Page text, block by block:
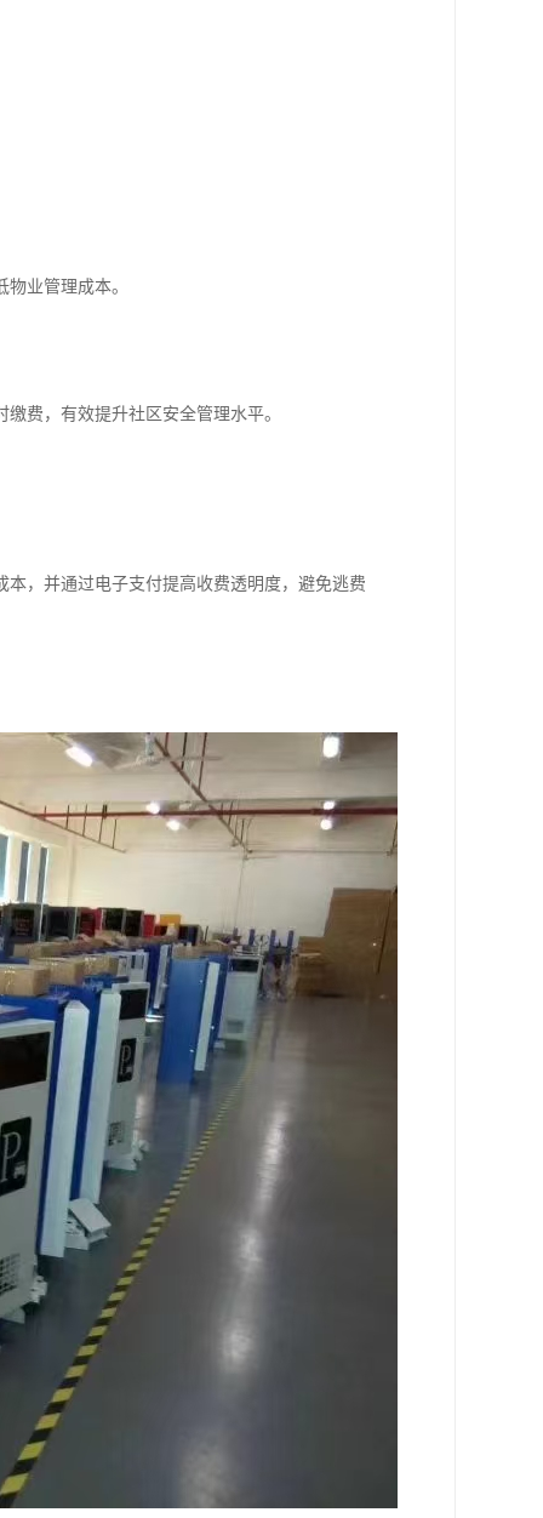
业管理成本。
费，有效提升社区安全管理水平。
，并通过电子支付提高收费透明度，避免逃费